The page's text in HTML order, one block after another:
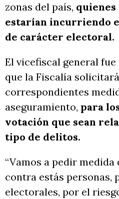
zonas del país,
estarían incurriendo
de carácter electoral.
El vicefiscal general
que la Fiscalía
correspondientes
aseguramiento, para
votación que sean
tipo de delitos.
“Vamos a pedir
contra estás personas,
electorales, por el